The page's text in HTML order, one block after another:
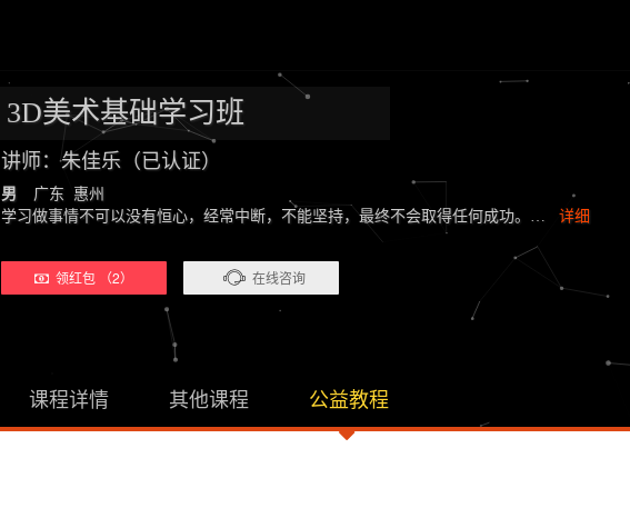
3D美术基础学习班
讲师：朱佳乐（已认证）
男
广东 惠州
学习做事情不可以没有恒心，经常中断，不能坚持，最终不会取得任何成功。… 详细
领红包 （2） 在线咨询
课程详情 其他课程 公益教程